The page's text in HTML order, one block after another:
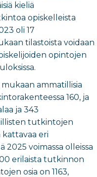
kieliä
opiskelleista
oli 17
tilastoista voidaan
opintojen
ammatillisia
160, ja
ja 343
tutkintojen
kattavaa eri
voimassa olleissa
erilaista tutkinnon
osia on 1163,